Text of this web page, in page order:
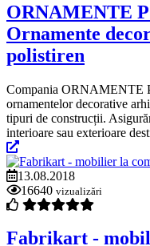
ORNAMENTE
Ornamente
polistiren
Compania ORNAMENTE
ornamentelor decorative
tipuri de construcții.
interioare sau exterioare
13.08.2018
16640 vizualizări
Fabrikart -